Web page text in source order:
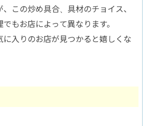
この炒め具合、具材のチョイス、
もお店によって異なります。
に入りのお店が見つかると嬉しくな